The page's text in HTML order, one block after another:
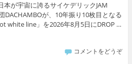
本が宇宙に誇るサイケデリックJAM
DACHAMBOが、10年振り10枚目となる
white line」を2026年8月5日にDROP …
コメントをどうぞ